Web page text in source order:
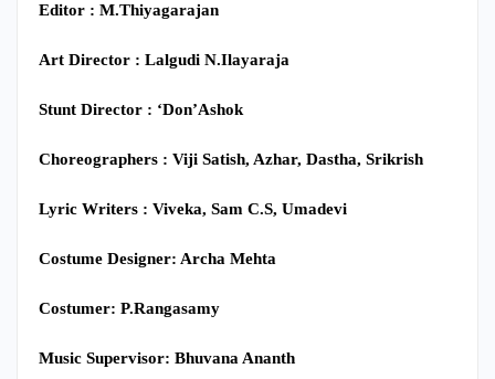
Editor : M.Thiyagarajan
Art Director : Lalgudi N.Ilayaraja
Stunt Director : ‘Don’Ashok
Choreographers : Viji Satish, Azhar, Dastha, Srikrish
Lyric Writers : Viveka, Sam C.S, Umadevi
Costume Designer: Archa Mehta
Costumer: P.Rangasamy
Music Supervisor: Bhuvana Ananth